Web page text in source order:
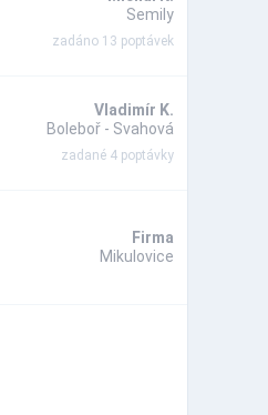
Semily
zadáno 13 poptávek
Vladimír K.
Boleboř - Svahová
zadané 4 poptávky
Firma
Mikulovice